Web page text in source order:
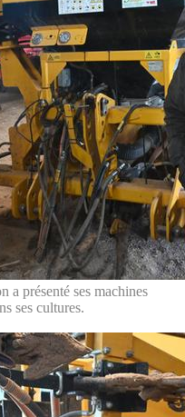
présenté ses machines
ses cultures.